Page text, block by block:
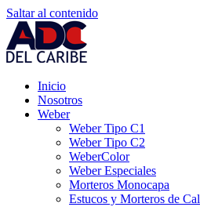
Saltar al contenido
Inicio
Nosotros
Weber
Weber Tipo C1
Weber Tipo C2
WeberColor
Weber Especiales
Morteros Monocapa
Estucos y Morteros de Cal